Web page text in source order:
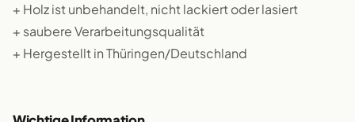
+ Holz ist unbehandelt, nicht lackiert oder lasiert
+ saubere Verarbeitungsqualität
+ Hergestellt in Thüringen/Deutschland